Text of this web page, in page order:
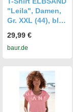
"Leila", Damen,
Gr. XXL (44), blau
Obermaterial:
50% Baumwolle,
figurumspielend
hüftlang,
Rundhals,
Aufschlag, Shirts
29,99 €
baur.de